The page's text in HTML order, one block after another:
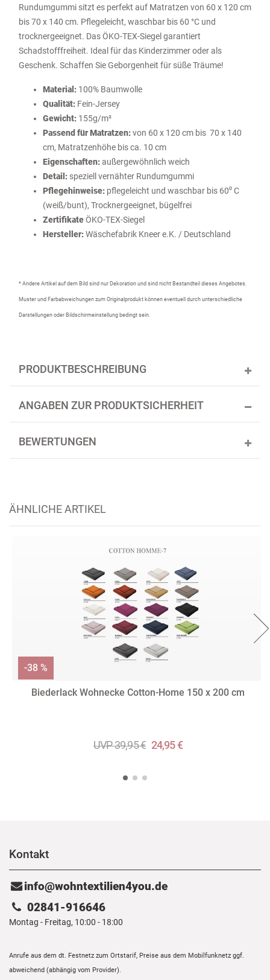
Rundumgummi sitzt es perfekt auf Matratzen von 60 x 120 cm
bis 70 x 140 cm. Pflegeleicht, waschbar bis 60 °C und
trocknergeeignet. Das ÖKO-TEX-Siegel garantiert
Schadstofffreiheit. Ideal für das Kinderzimmer oder als
Geschenk. Schaffen Sie Geborgenheit für süße Träume!
Material: 100% Baumwolle
Qualität: Fein-Jersey
Gewicht: 155g/m²
Passend für Matratzen:von 60 x 120 cm bis 70 x 140
cm, Matratzenhöhe bis ca. 10 cm
Eigenschaften:außergewöhnlich weich
Detail: speziell vernähter Rundumgummi
Pflegehinweise: pflegeleicht und waschbar bis 60⁰ C
(weiß/bunt), Trocknergeeignet, bügelfrei
ZertifikateÖKO-TEX-Siegel
Hersteller:Wäschefabrik Kneer e.K. / Deutschland
* Andere Artikel auf dem Bild sind nur Dekoration und sind nicht Bestandteil dieses Angebotes.
Muster und Farbabweichungen zum Originalprodukt können eventuell durch unterschiedliche
Darstellungen oder Bildschirmeinstellung bedingt sein.
PRODUKTBESCHREIBUNG
ANGABEN ZUR PRODUKTSICHERHEIT
BEWERTUNGEN
ÄHNLICHE ARTIKEL
Biederlack Wohnecke Cotton-Home 150 x 200 cm
UVP 39,95 € 24,95 €
-38 %
Kontakt
info@wohntextilien4you.de
02841-916646
Montag - Freitag, 10:00 - 18:00
Anrufe aus dem dt. Festnetz zum Ortstarif, Preise aus dem Mobilfunknetz ggf.
abweichend (abhängig vom Provider).